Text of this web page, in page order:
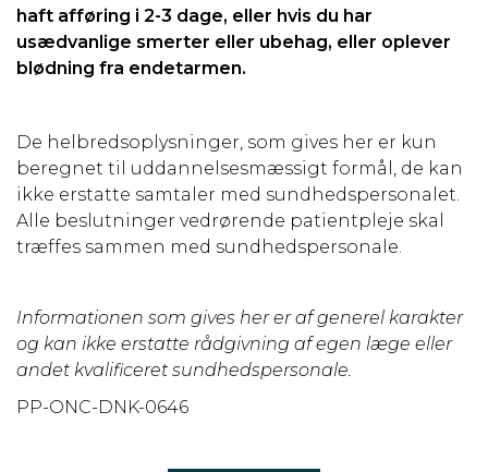
haft afføring i 2-3 dage, eller hvis du har
usædvanlige smerter eller ubehag, eller oplever
blødning fra endetarmen.
De helbredsoplysninger, som gives her er kun
beregnet til uddannelsesmæssigt formål, de kan
ikke erstatte samtaler med sundhedspersonalet.
Alle beslutninger vedrørende patientpleje skal
træffes sammen med sundhedspersonale.
Informationen som gives her er af generel karakter
og kan ikke erstatte rådgivning af egen læge eller
andet kvalificeret sundhedspersonale.
PP-ONC-DNK-0646